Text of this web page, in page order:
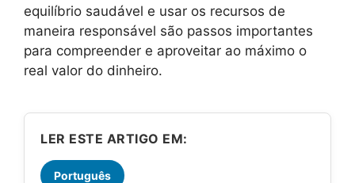
equilíbrio saudável e usar os recursos de
maneira responsável são passos importantes
para compreender e aproveitar ao máximo o
real valor do dinheiro.
LER ESTE ARTIGO EM:
Português